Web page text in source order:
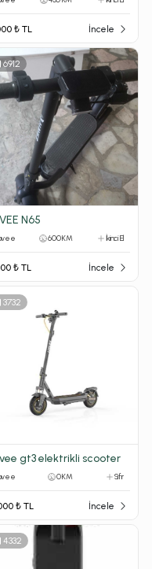
₺ TL İncele
6912
N65
600 KM İkinci El
₺ TL İncele
3732
gt3 elektrikli scooter
0 KM Sıfır
₺ TL İncele
4332